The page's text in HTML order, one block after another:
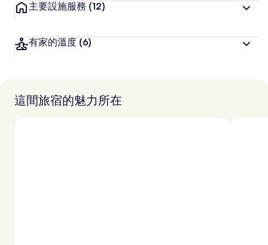
主要設施服務 (12)
有家的溫度 (6)
這間旅宿的魅力所在